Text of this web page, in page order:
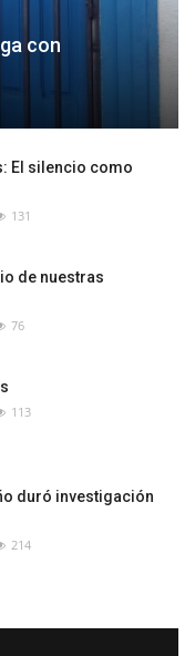
con
El silencio como
131
de nuestras
76
113
duró investigación
214